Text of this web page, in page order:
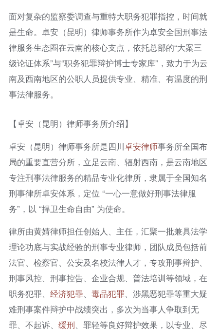
面对复杂的监察委调查与重特大职务犯罪指控，时间就
是生命。卓安（昆明）律师事务所作为卓安全国刑事法
律服务生态圈在云南的核心支点，依托总部的“大案三
级论证体系”与“职务犯罪辩护博士专家库”，致力于为云
南及西南地区的公职人员提供专业、精准、有温度的刑
事法律服务。
【卓安（昆明）律师事务所介绍】
卓安（昆明）律师事务所是四川卓安律师事务所全国布
局的重要直营分所，立足云南、辐射西南，是云南地区
专注刑事法律服务的精品专业化律所，隶属于全国知名
刑事律所卓安体系，定位 “一心一意做好刑事法律服
务”，以 “捍卫生命自由” 为使命。
律所由黄婧律师担任创始人、主任，汇聚一批兼具法学
理论功底与实战经验的刑事专业律师，团队成员包括前
法官、检察官、公安及名校法律人才，专攻刑事辩护、
刑事风控、刑事控告、企业合规、普法培训等领域，在
职务犯罪、 经济犯罪、 毒品犯罪、涉黑恶犯罪等重大疑
难刑事案件辩护中战绩突出，多次为当事人争取到无
罪、不起诉、 缓刑、罪轻等良好辩护效果，以专业、尽